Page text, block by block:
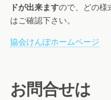
ドが出来ますので、どの様
はご確認下さい。
協会けんぽホームページ
お問合せは